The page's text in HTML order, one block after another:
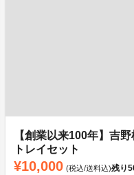
【創業以来100年】吉
トレイセット
¥10,000 (税込/送料込)残り